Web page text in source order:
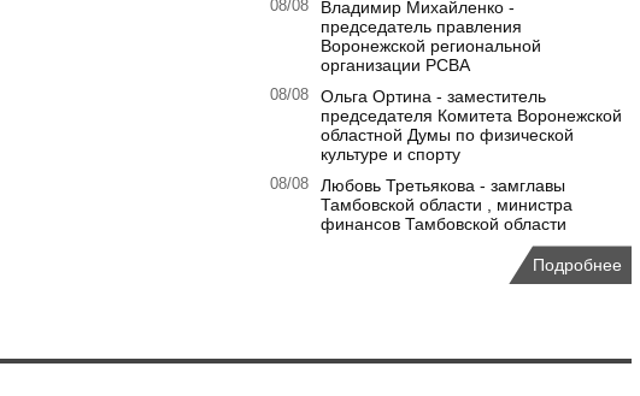
08/08
Владимир Михайленко -
председатель правления
Воронежской региональной
организации РСВА
08/08
Ольга Ортина - заместитель
председателя Комитета Воронежской
областной Думы по физической
культуре и спорту
08/08
Любовь Третьякова - замглавы
Тамбовской области , министра
финансов Тамбовской области
Подробнее